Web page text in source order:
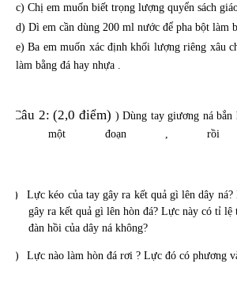
c) Chị em muốn biết trọng lượng quyển sách
d) Dì em cần dùng 200 ml nước để pha bột làm
e) Ba em muốn xác định khối lượng riêng xâu
làm bằng đá hay nhựa .
Câu 2: (2,0 điểm) )Dùng tay giương ná
một đoạn ,
a)
Lực kéo của tay gây ra kết quả gì lên dây ná?
gây ra kết quả gì lên hòn đá? Lực này có tỉ lệ
đàn hồi của dây ná không?
b) Lực nào làm hòn đá rơi ? Lực đó có phương